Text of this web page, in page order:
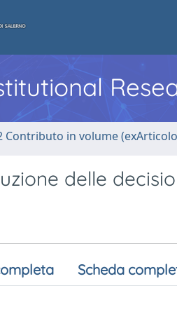
Contributo in volume
delle
Scheda